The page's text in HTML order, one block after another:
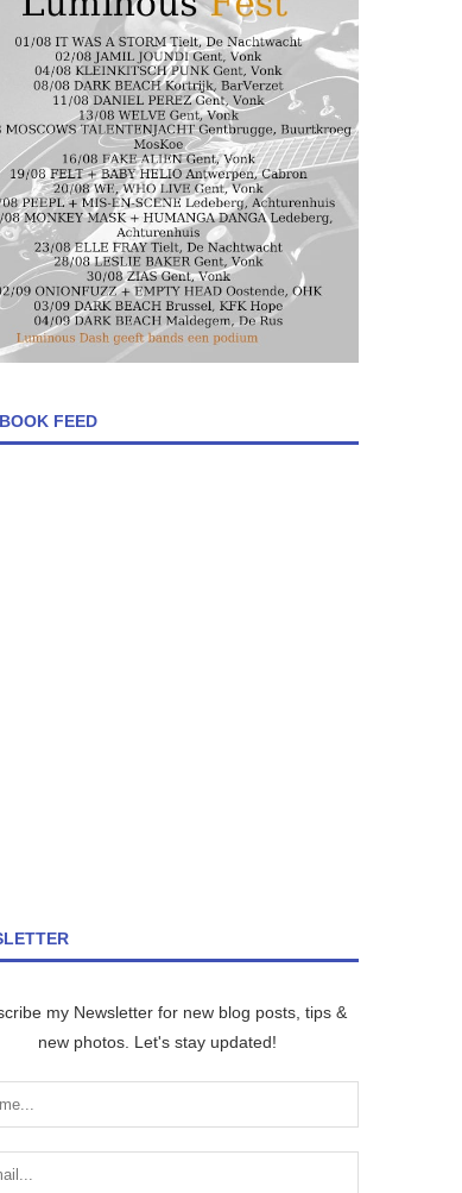
FEED
my Newsletter for new blog posts, tips &
new photos. Let's stay updated!